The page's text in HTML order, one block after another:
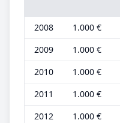
2008 1.000 €
2009
1.000 €
2010
1.000 €
2011
1.000 €
2012
1.000 €